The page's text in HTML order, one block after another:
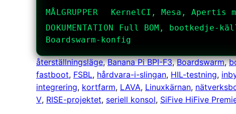
MÅLGRUPPER
KernelCI, Mesa, Apertis
DOKUMENTATION
Full BOM, bootkedje-
Boardswarm-konfig
återställningsläge, Banana Pi BPI-F3, Boardswarm,
fastboot, FSBL, hårdvara-i-slingan, HIL-testning,
integrering, kortfarm, LAVA, Linuxkärnan,
V, RISE-projektet, seriell konsol, SiFive HiFive